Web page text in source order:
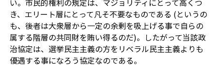
い。市民的権利の規定は、マジョリティにとって高くつ
き、エリート層にとって凡そ不要なものである (というの
も、後者は大衆層から一定の余剰を吸上げる事で自らの
属する階層の共同財を賄い得るのだ)。したがって当該政
治協定は、選挙民主主義の方をリベラル民主主義よりも
優遇する事になろう協定なのである。